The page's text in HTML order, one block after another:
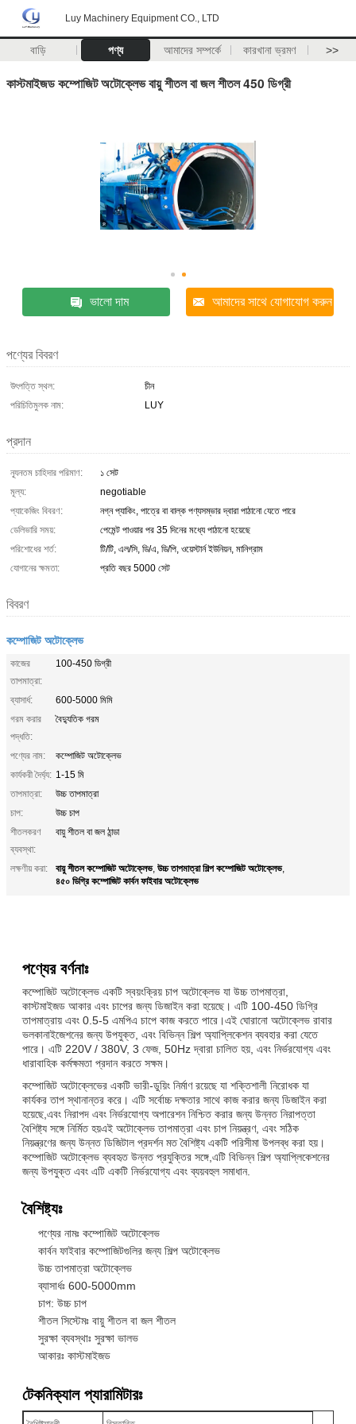
Luy Machinery Equipment CO., LTD
বাড়ি পণ্য আমাদের সম্পর্কে কারখানা ভ্রমণ >>
কাস্টমাইজড কম্পোজিট অটোক্লেভ বায়ু শীতল বা জল শীতল 450 ডিগ্রী
ভালো দাম আমাদের সাথে যোগাযোগ করুন
পণ্যের বিবরণ
উৎপত্তি স্থল:
চীন
পরিচিতিমুলক নাম:
LUY
প্রদান
ন্যূনতম চাহিদার পরিমাণ:
১ সেট
মূল্য:
negotiable
প্যাকেজিং বিবরণ:
নগ্ন প্যাকিং, পাত্রে বা বাল্ক পণ্যসম্ভার দ্বারা পাঠানো যেতে পারে
ডেলিভারি সময়:
পেমেন্ট পাওয়ার পর 35 দিনের মধ্যে পাঠানো হয়েছে
পরিশোধের শর্ত:
টি/টি, এল/সি, ডি/এ, ডি/পি, ওয়েস্টার্ন ইউনিয়ন, মানিগ্রাম
যোগানের ক্ষমতা:
প্রতি বছর 5000 সেট
বিবরণ
কম্পোজিট অটোক্লেভ
কাজের
তাপমাত্রা:
100-450 ডিগ্রী
ব্যাসার্ধ:
600-5000 মিমি
গরম করার
পদ্ধতি:
বৈদ্যুতিক গরম
পণ্যের নাম:
কম্পোজিট অটোক্লেভ
কার্যকরী দৈর্ঘ্য: 1-15 মি
তাপমাত্রা:
উচ্চ তাপমাত্রা
চাপ:
উচ্চ চাপ
শীতলকরণ
ব্যবস্থা:
বায়ু শীতল বা জল ঠান্ডা
লক্ষণীয় করা: বায়ু শীতল কম্পোজিট অটোক্লেভ, উচ্চ তাপমাত্রা শিল্প কম্পোজিট অটোক্লেভ,
৪৫০ ডিগ্রি কম্পোজিট কার্বন ফাইবার অটোক্লেভ
পণ্যের বর্ণনাঃ
কম্পোজিট অটোক্লেভ একটি স্বয়ংক্রিয় চাপ অটোক্লেভ যা উচ্চ তাপমাত্রা,
কাস্টমাইজড আকার এবং চাপের জন্য ডিজাইন করা হয়েছে। এটি 100-450 ডিগ্রি
তাপমাত্রায় এবং 0.5-5 এমপিএ চাপে কাজ করতে পারে।এই ঘোরানো অটোক্লেভ রাবার
ভলকানাইজেশনের জন্য উপযুক্ত, এবং বিভিন্ন শিল্প অ্যাপ্লিকেশন ব্যবহার করা যেতে
পারে। এটি 220V / 380V, 3 ফেজ, 50Hz দ্বারা চালিত হয়, এবং নির্ভরযোগ্য এবং
ধারাবাহিক কর্মক্ষমতা প্রদান করতে সক্ষম।
কম্পোজিট অটোক্লেভের একটি ভারী-ডুয়িং নির্মাণ রয়েছে যা শক্তিশালী নিরোধক যা
কার্যকর তাপ স্থানান্তর করে। এটি সর্বোচ্চ দক্ষতার সাথে কাজ করার জন্য ডিজাইন করা
হয়েছে,এবং নিরাপদ এবং নির্ভরযোগ্য অপারেশন নিশ্চিত করার জন্য উন্নত নিরাপত্তা
বৈশিষ্ট্য সঙ্গে নির্মিত হয়এই অটোক্লেভ তাপমাত্রা এবং চাপ নিয়ন্ত্রণ, এবং সঠিক
নিয়ন্ত্রণের জন্য উন্নত ডিজিটাল প্রদর্শন মত বৈশিষ্ট্য একটি পরিসীমা উপলব্ধ করা হয়।
কম্পোজিট অটোক্লেভ ব্যবহৃত উন্নত প্রযুক্তির সঙ্গে,এটি বিভিন্ন শিল্প অ্যাপ্লিকেশনের
জন্য উপযুক্ত এবং এটি একটি নির্ভরযোগ্য এবং ব্যয়বহুল সমাধান.
বৈশিষ্ট্যঃ
পণ্যের নামঃ কম্পোজিট অটোক্লেভ
কার্বন ফাইবার কম্পোজিটগুলির জন্য শিল্প অটোক্লেভ
উচ্চ তাপমাত্রা অটোক্লেভ
ব্যাসার্ধঃ 600-5000mm
চাপ: উচ্চ চাপ
শীতল সিস্টেমঃ বায়ু শীতল বা জল শীতল
সুরক্ষা ব্যবস্থাঃ সুরক্ষা ভালভ
আকারঃ কাস্টমাইজড
টেকনিক্যাল প্যারামিটারঃ